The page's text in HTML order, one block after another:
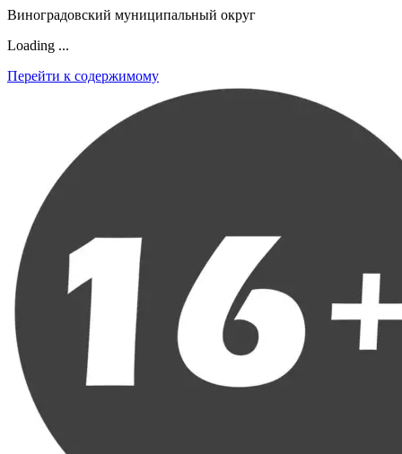
Виноградовский муниципальный округ
Loading ...
Перейти к содержимому